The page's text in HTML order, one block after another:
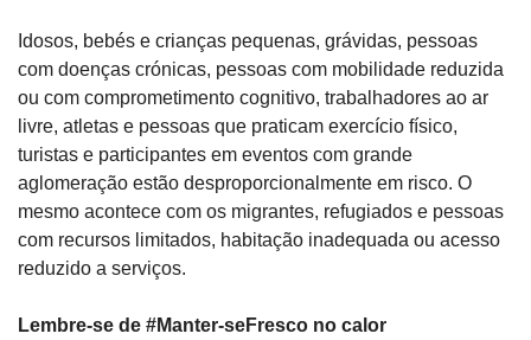
Idosos, bebés e crianças pequenas, grávidas, pessoas
com doenças crónicas, pessoas com mobilidade reduzida
ou com comprometimento cognitivo, trabalhadores ao ar
livre, atletas e pessoas que praticam exercício físico,
turistas e participantes em eventos com grande
aglomeração estão desproporcionalmente em risco. O
mesmo acontece com os migrantes, refugiados e pessoas
com recursos limitados, habitação inadequada ou acesso
reduzido a serviços.
Lembre-se de #Manter-seFresco no calor